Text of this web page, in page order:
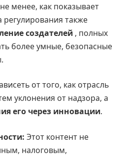
менее, как показывает
регулирования также
создателей , полных
более умные, безопасные
от того, как отрасль
уклонения от надзора, а
его через инновации.
Этот контент не
налоговым,